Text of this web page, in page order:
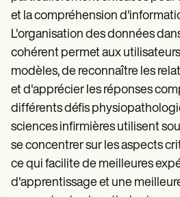
et la compréhension
L'organisation des données
cohérent permet aux
modèles, de reconnaître les
et d'apprécier les réponses
différents défis
sciences infirmières utilisent
se concentrer sur les aspects
ce qui facilite de meilleures
d'apprentissage et une